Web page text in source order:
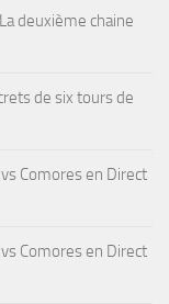
deuxième chaine
de six tours de
Comores en Direct
Comores en Direct